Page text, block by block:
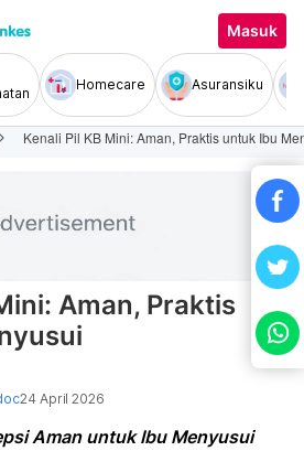
Masuk
Homecare Asuransiku
Kenali Pil KB Mini: Aman, Praktis untuk Ibu
Aman, Praktis
24 April 2026
Aman untuk Ibu Menyusui